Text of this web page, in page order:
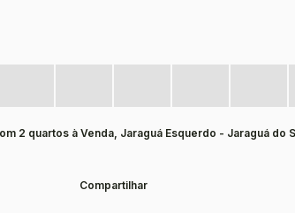
2 quartos à Venda, Jaraguá Esquerdo - Jaraguá do
Compartilhar